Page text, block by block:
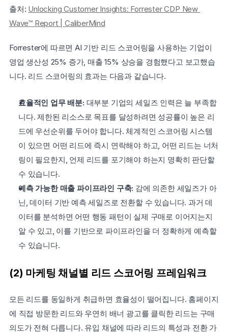
출처: Unlocking Customer Insights: Forrester CDP New
Wave™ Report | CaliberMind
Forrester에 따르면 AI 기반 리드 스코어링을 사용하는 기업이
영업 생산성 25% 증가, 매출 15% 상승을 경험했다고 보고했습
니다. 리드 스코어링의 효과는 다음과 같습니다.
효율적인 업무 배분: 대부분 기업의 세일즈 인력은 늘 부족합
니다. 제한된 리소스로 목표를 달성하려면 성공률이 높은 리
드에 우선순위를 두어야 합니다. 체계적인 스코어링 시스템
이 있으면 어떤 리드에 즉시 연락해야 하고, 어떤 리드는 너처
링이 필요한지, 언제 리드를 포기해야 하는지 명확히 판단할
수 있습니다.
예측 가능한 매출 파이프라인 구축: 감에 의존한 세일즈가 아
닌, 데이터 기반 예측 세일즈로 전환할 수 있습니다. 과거 데
이터를 분석하면 어떤 행동 패턴이 실제 구매로 이어지는지
알 수 있고, 이를 기반으로 파이프라인을 더 정확하게 예측할
수 있습니다.
(2) 마케팅 채널별 리드 스코어링 프레임워크
모든 리드를 동일하게 취급하면 효율성이 떨어집니다. 홈페이지
에 직접 방문한 리드와 우연히 배너 광고를 클릭한 리드는 구매
의도가 전혀 다릅니다. 유입 채널에 따라 리드의 특성과 전환 가